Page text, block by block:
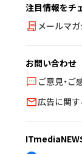
注目情報をチ
メールマ
お問い合わせ
ご意見・ご
広告に関